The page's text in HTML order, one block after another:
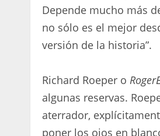
Depende mucho más
no sólo es el mejor
versión de la historia”.
Richard Roeper o
algunas reservas.
aterrador,
poner los ojos en